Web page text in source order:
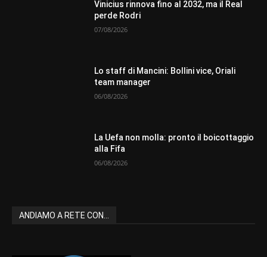
Vinicius rinnova fino al 2032, ma il Real
perde Rodri
07/08/2026
Lo staff di Mancini: Bollini vice, Oriali
team manager
06/08/2026
La Uefa non molla: pronto il boicottaggio
alla Fifa
06/08/2026
ANDIAMO A RETE CON...